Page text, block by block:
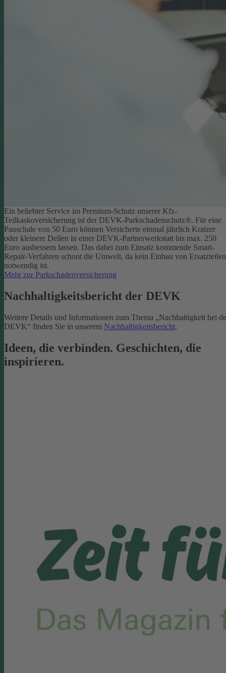
Ein beliebter Service im Premium-Schutz unserer Kfz-
Teilkaskoversicherung ist der DEVK-Parkschadenschutz®. Für eine
Pauschale von 50 Euro können Versicherte einmal jährlich Kratzer
oder kleinere Dellen in einer DEVK-Partnerwerkstatt bis max. 250
Euro ausbessern lassen. Das dabei zum Einsatz kommende Smart-
Repair-Verfahren schont die Umwelt, da kein Einbau von Ersatzteilen
notwendig ist.
Mehr zur Parkschadenversicherung
Nachhaltigkeitsbericht der DEVK
Weitere Details und Informationen zum Thema „Nachhaltigkeit bei
DEVK“ finden Sie in unserem Nachhaltigkeitsbericht.
Ideen, die verbinden. Geschichten, die
inspirieren.